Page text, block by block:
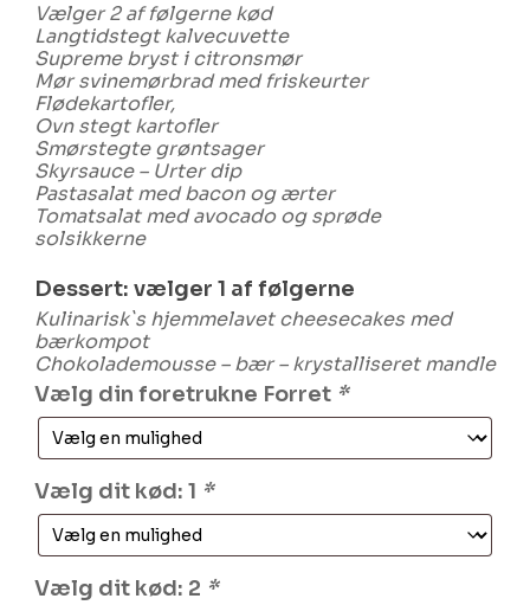
Vælger 2 af følgerne kød
Langtidstegt kalvecuvette
Supreme bryst i citronsmør
Mør svinemørbrad med friskeurter
Flødekartofler,
Ovn stegt kartofler
Smørstegte grøntsager
Skyrsauce – Urter dip
Pastasalat med bacon og ærter
Tomatsalat med avocado og sprøde
solsikkerne
Dessert: vælger 1 af følgerne
Kulinarisk`s hjemmelavet cheesecakes med
bærkompot
Chokolademousse – bær – krystalliseret mandle
Vælg din foretrukne Forret *
Vælg dit kød: 1 *
Vælg dit kød: 2 *